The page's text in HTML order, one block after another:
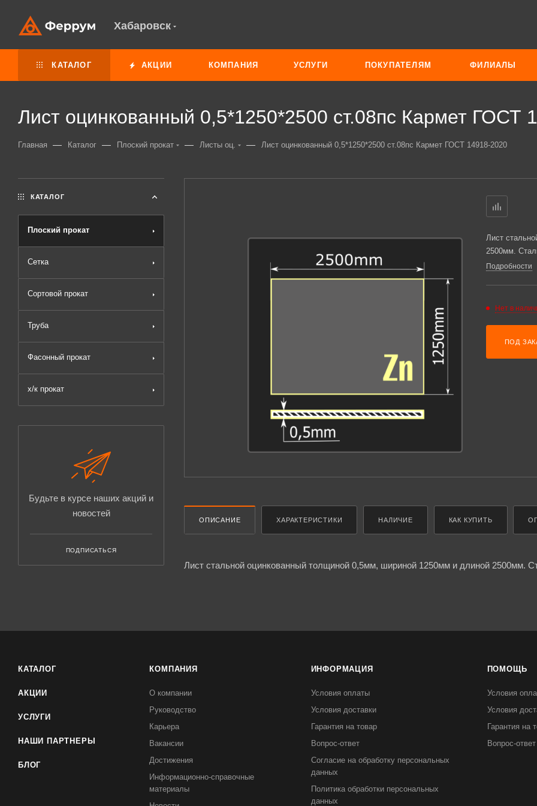
Хабаровск
КАТАЛОГ АКЦИИ КОМПАНИЯ УСЛУГИ ПОКУПАТЕЛЯМ ФИЛИАЛЫ
Лист оцинкованный 0,5*1250*2500 ст.08пс Кармет ГОСТ
Главная — Каталог — Плоский прокат — Листы оц. — Лист оцинкованный 0,5*1250*2500 ст.08пс Кармет ГОСТ 14918-2020
Лист
2500мм.
Подробности
Нет в
ПОД
ОПИСАНИЕ ХАРАКТЕРИСТИКИ НАЛИЧИЕ КАК КУПИТЬ
Лист стальной оцинкованный толщиной 0,5мм, шириной 1250мм и длиной 2500мм.
КАТАЛОГ
Плоский прокат
Сетка
Сортовой прокат
Труба
Фасонный прокат
х/к прокат
Будьте в курсе наших акций и
новостей
ПОДПИСАТЬСЯ
КАТАЛОГ
АКЦИИ
УСЛУГИ
НАШИ ПАРТНЕРЫ
БЛОГ
КОМПАНИЯ
О компании
Руководство
Карьера
Вакансии
Достижения
Информационно-справочные
материалы
ИНФОРМАЦИЯ
Условия оплаты
Условия доставки
Гарантия на товар
Вопрос-ответ
Согласие на обработку персональных
данных
Политика обработки персональных
данных
ПОМОЩЬ
Условия
Условия
Гарантия на
Вопрос-ответ